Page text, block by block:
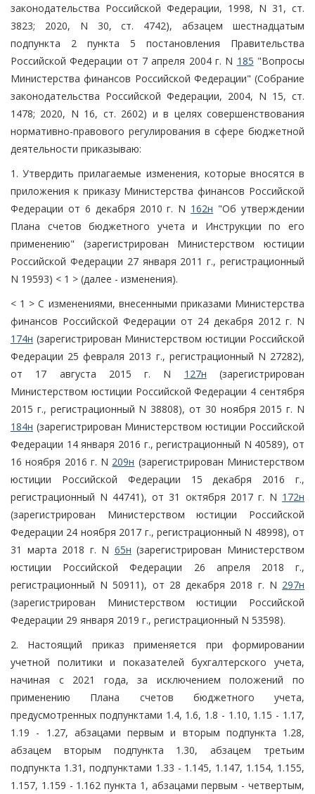
законодательства Российской Федерации, 1998, N 31, ст.
3823; 2020, N 30, ст. 4742), абзацем шестнадцатым
подпункта 2 пункта 5 постановления Правительства
Российской Федерации от 7 апреля 2004 г. N 185 "Вопросы
Министерства финансов Российской Федерации" (Собрание
законодательства Российской Федерации, 2004, N 15, ст.
1478; 2020, N 16, ст. 2602) и в целях совершенствования
нормативно-правового регулирования в сфере бюджетной
деятельности приказываю:
1. Утвердить прилагаемые изменения, которые вносятся в
приложения к приказу Министерства финансов Российской
Федерации от 6 декабря 2010 г. N 162н "Об утверждении
Плана счетов бюджетного учета и Инструкции по его
применению" (зарегистрирован Министерством юстиции
Российской Федерации 27 января 2011 г., регистрационный
N 19593) < 1 > (далее - изменения).
< 1 > С изменениями, внесенными приказами Министерства
финансов Российской Федерации от 24 декабря 2012 г. N
174н (зарегистрирован Министерством юстиции Российской
Федерации 25 февраля 2013 г., регистрационный N 27282),
от 17 августа 2015 г. N 127н (зарегистрирован
Министерством юстиции Российской Федерации 4 сентября
2015 г., регистрационный N 38808), от 30 ноября 2015 г. N
184н (зарегистрирован Министерством юстиции Российской
Федерации 14 января 2016 г., регистрационный N 40589), от
16 ноября 2016 г. N 209н (зарегистрирован Министерством
юстиции Российской Федерации 15 декабря 2016 г.,
регистрационный N 44741), от 31 октября 2017 г. N 172н
(зарегистрирован Министерством юстиции Российской
Федерации 24 ноября 2017 г., регистрационный N 48998), от
31 марта 2018 г. N 65н (зарегистрирован Министерством
юстиции Российской Федерации 26 апреля 2018 г.,
регистрационный N 50911), от 28 декабря 2018 г. N 297н
(зарегистрирован Министерством юстиции Российской
Федерации 29 января 2019 г., регистрационный N 53598).
2. Настоящий приказ применяется при формировании
учетной политики и показателей бухгалтерского учета,
начиная с 2021 года, за исключением положений по
применению Плана счетов бюджетного учета,
предусмотренных подпунктами 1.4, 1.6, 1.8 - 1.10, 1.15 - 1.17,
1.19 - 1.27, абзацами первым и вторым подпункта 1.28,
абзацем вторым подпункта 1.30, абзацем третьим
подпункта 1.31, подпунктами 1.33 - 1.145, 1.147, 1.154, 1.155,
1.157, 1.159 - 1.162 пункта 1, абзацами первым - четвертым,